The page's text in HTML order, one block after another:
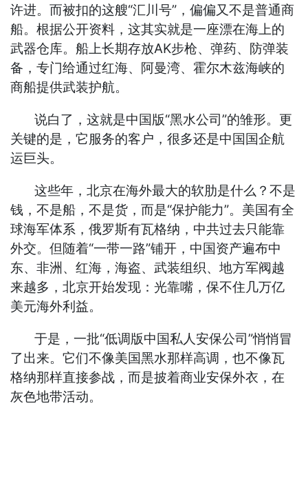
许进。而被扣的这艘“汇川号”，偏偏又不是普通商
船。根据公开资料，这其实就是一座漂在海上的
武器仓库。船上长期存放AK步枪、弹药、防弹装
备，专门给通过红海、阿曼湾、霍尔木兹海峡的
商船提供武装护航。
说白了，这就是中国版“黑水公司”的雏形。更
关键的是，它服务的客户，很多还是中国国企航
运巨头。
这些年，北京在海外最大的软肋是什么？不是
钱，不是船，不是货，而是“保护能力”。美国有全
球海军体系，俄罗斯有瓦格纳，中共过去只能靠
外交。但随着“一带一路”铺开，中国资产遍布中
东、非洲、红海，海盗、武装组织、地方军阀越
来越多，北京开始发现：光靠嘴，保不住几万亿
美元海外利益。
于是，一批“低调版中国私人安保公司”悄悄冒
了出来。它们不像美国黑水那样高调，也不像瓦
格纳那样直接参战，而是披着商业安保外衣，在
灰色地带活动。